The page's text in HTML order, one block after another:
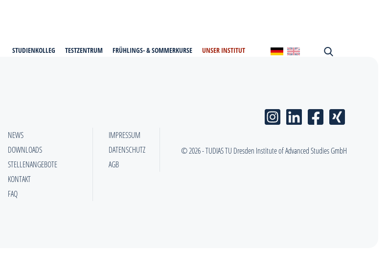
STUDIENKOLLEG TESTZENTRUM FRÜHLINGS- & SOMMERKURSE UNSER INSTITUT
NEWS
DOWNLOADS
STELLENANGEBOTE
KONTAKT
FAQ
IMPRESSUM
DATENSCHUTZ
AGB
© 2026 - TUDIAS TU Dresden Institute of Advanced Studies GmbH